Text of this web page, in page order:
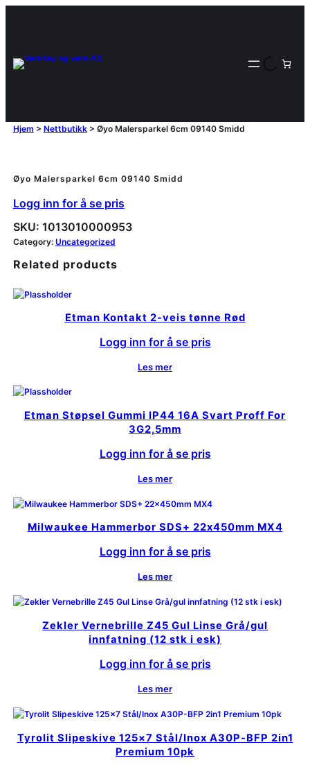
Hjem > Nettbutikk> Øyo Malersparkel 6cm 09140 Smidd
Øyo Malersparkel 6cm 09140 Smidd
Logg inn for å se pris
SKU: 1013010000953
Category: Uncategorized
Related products
Etman Kontakt 2-veis tønne Rød
Logg inn for å se pris
Les mer
Etman Støpsel Gummi IP44 16A Svart Proff For
3G2,5mm
Logg inn for å se pris
Les mer
Milwaukee Hammerbor SDS+ 22x450mm MX4
Logg inn for å se pris
Les mer
Zekler Vernebrille Z45 Gul Linse Grå/gul
innfatning (12 stk i esk)
Logg inn for å se pris
Les mer
Tyrolit Slipeskive 125×7 Stål/Inox A30P-BFP 2in1
Premium 10pk